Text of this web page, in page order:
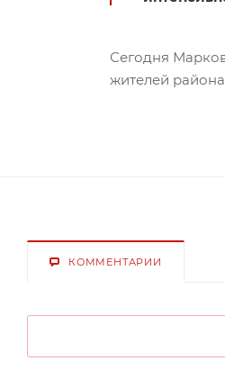
Сегодня
жителей
КОММЕНТАРИИ